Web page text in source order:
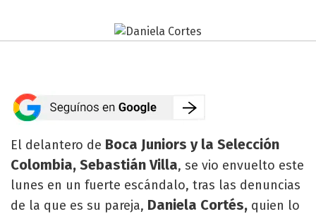
El delantero de Boca Juniors y la Selección
Colombia, Sebastián Villa, se vio envuelto este
lunes en un fuerte escándalo, tras las denuncias
de la que es su pareja, Daniela Cortés, quien lo